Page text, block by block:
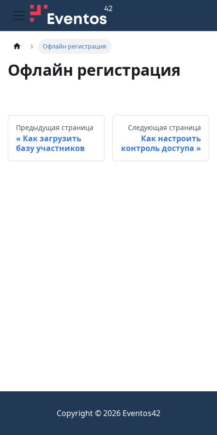
Офлайн регистрация
Офлайн регистрация
Предыдущая страница
Как загрузить
базу участников
Следующая страница
Как настроить
контроль доступа
Copyright © 2026 Eventos42